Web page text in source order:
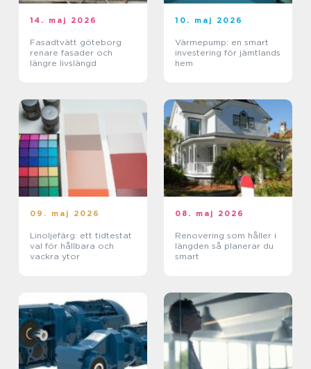
14. maj 2026
Fasadtvätt göteborg
renare fasader och
längre livslängd
10. maj 2026
Värmepump: en smart
investering för jämtlands
hem
09. maj 2026
Linoljefärg: ett tidtestat
val för hållbara och
vackra ytor
08. maj 2026
Renovering som håller i
längden så planerar du
smart